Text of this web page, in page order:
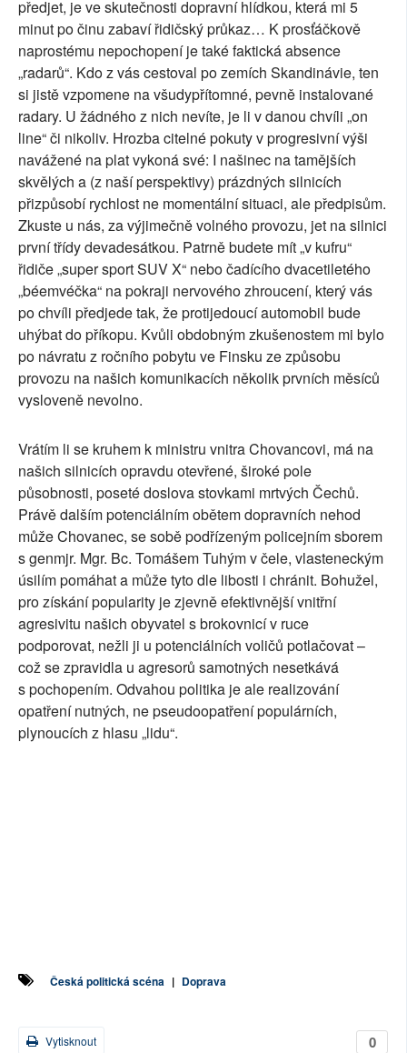
předjet, je ve skutečnosti dopravní hlídkou, která mi 5
minut po činu zabaví řidičský průkaz… K prosťáčkově
naprostému nepochopení je také faktická absence
„radarů“. Kdo z vás cestoval po zemích Skandinávie, ten
si jistě vzpomene na všudypřítomné, pevně instalované
radary. U žádného z nich nevíte, je li v danou chvíli „on
line“ či nikoliv. Hrozba citelné pokuty v progresivní výši
navážené na plat vykoná své: I našinec na tamějších
skvělých a (z naší perspektivy) prázdných silnicích
přizpůsobí rychlost ne momentální situaci, ale předpisům.
Zkuste u nás, za výjimečně volného provozu, jet na silnici
první třídy devadesátkou. Patrně budete mít „v kufru“
řidiče „super sport SUV X“ nebo čadícího dvacetiletého
„béemvéčka“ na pokraji nervového zhroucení, který vás
po chvíli předjede tak, že protijedoucí automobil bude
uhýbat do příkopu. Kvůli obdobným zkušenostem mi bylo
po návratu z ročního pobytu ve Finsku ze způsobu
provozu na našich komunikacích několik prvních měsíců
vysloveně nevolno.
Vrátím li se kruhem k ministru vnitra Chovancovi, má na
našich silnicích opravdu otevřené, široké pole
působnosti, poseté doslova stovkami mrtvých Čechů.
Právě dalším potenciálním obětem dopravních nehod
může Chovanec, se sobě podřízeným policejním sborem
s genmjr. Mgr. Bc. Tomášem Tuhým v čele, vlasteneckým
úsilím pomáhat a může tyto dle libosti i chránit. Bohužel,
pro získání popularity je zjevně efektivnější vnitřní
agresivitu našich obyvatel s brokovnicí v ruce
podporovat, nežli ji u potenciálních voličů potlačovat –
což se zpravidla u agresorů samotných nesetkává
s pochopením. Odvahou politika je ale realizování
opatření nutných, ne pseudoopatření populárních,
plynoucích z hlasu „lidu“.
Česká politická scéna | Doprava
0
Vytisknout